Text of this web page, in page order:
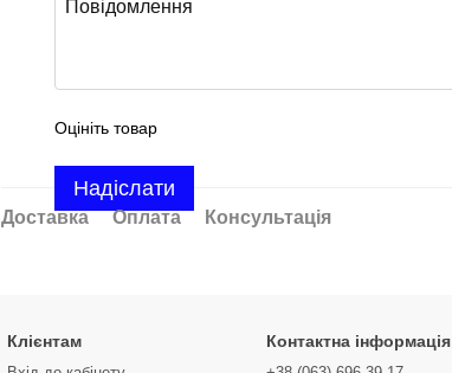
Оцініть товар
Надіслати
Доставка Оплата Консультація
Клієнтам Контактна інформація